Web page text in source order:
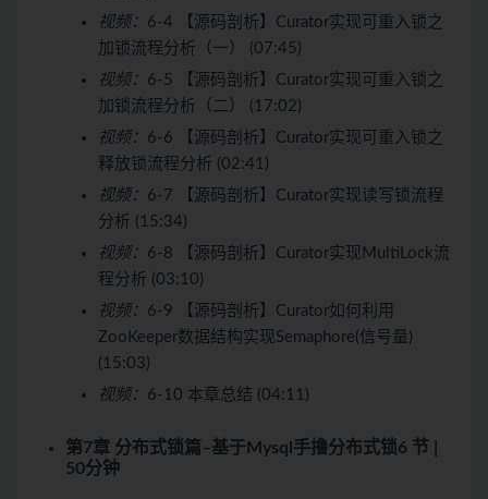
视频： 6-4 【源码剖析】Curator实现可重入锁之
加锁流程分析（一） (07:45)
视频： 6-5 【源码剖析】Curator实现可重入锁之
加锁流程分析（二） (17:02)
视频： 6-6 【源码剖析】Curator实现可重入锁之
释放锁流程分析 (02:41)
视频： 6-7 【源码剖析】Curator实现读写锁流程
分析 (15:34)
视频： 6-8 【源码剖析】Curator实现MultiLock流
程分析 (03:10)
视频： 6-9 【源码剖析】Curator如何利用
ZooKeeper数据结构实现Semaphore(信号量)
(15:03)
视频： 6-10 本章总结 (04:11)
第7章 分布式锁篇–基于Mysql手撸分布式锁6 节 |
50分钟